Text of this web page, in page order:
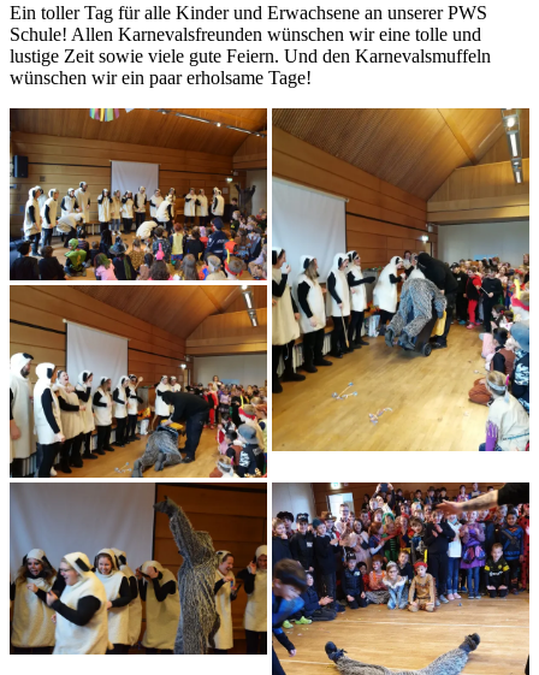
Ein toller Tag für alle Kinder und Erwachsene an unserer PWS
Schule! Allen Karnevalsfreunden wünschen wir eine tolle und
lustige Zeit sowie viele gute Feiern. Und den Karnevalsmuffeln
wünschen wir ein paar erholsame Tage!